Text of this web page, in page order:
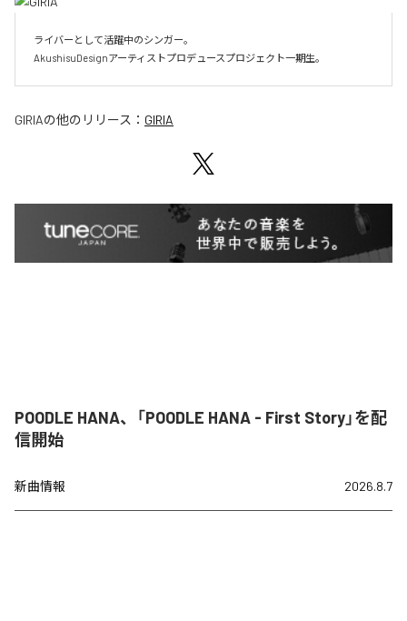
ライバーとして活躍中のシンガー。
AkushisuDesignアーティストプロデュースプロジェクト一期生。
GIRIAの他のリリース： GIRIA
POODLE HANA、「POODLE HANA - First Story」を配
信開始
新曲情報 2026.8.7